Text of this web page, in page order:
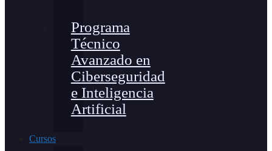
Programa
Técnico
Avanzado en
Ciberseguridad
e Inteligencia
Artificial
Cursos